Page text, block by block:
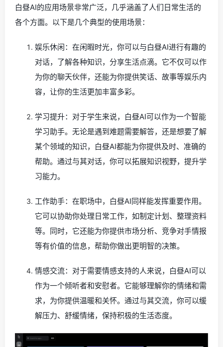
白昼AI的应用场景非常广泛，几乎涵盖了人们日常生活的
各个方面。以下是几个典型的使用场景：
娱乐休闲：在闲暇时光，你可以与白昼AI进行有趣的
对话，了解各种知识，分享生活点滴。它不仅可以作
为你的聊天伙伴，还能为你提供笑话、故事等娱乐内
容，让你的生活更加丰富多彩。
学习提升：对于学生来说，白昼AI可以作为一个智能
学习助手。无论是遇到难题需要解答，还是想要了解
某个领域的知识，白昼AI都能为你提供及时、准确的
帮助。通过与其对话，你可以拓展知识视野，提升学
习能力。
工作助手：在职场中，白昼AI同样能发挥重要作用。
它可以协助你处理日常工作，如制定计划、整理资料
等。同时，它还能为你提供市场分析、竞争对手情报
等有价值的信息，帮助你做出更明智的决策。
情感交流：对于需要情感支持的人来说，白昼AI可以
作为一个倾听者和安慰者。它能够理解你的情绪和需
求，为你提供温暖和关怀。通过与其交流，你可以缓
解压力、舒缓情绪，保持积极的生活态度。